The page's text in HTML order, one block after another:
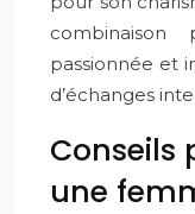
passionnée et
d’échanges
Conseils
une